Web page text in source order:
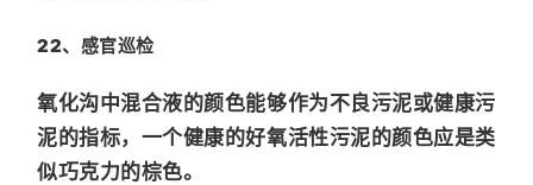
22、感官巡检
氧化沟中混合液的颜色能够作为不良污泥或健康污
泥的指标，一个健康的好氧活性污泥的颜色应是类
似巧克力的棕色。